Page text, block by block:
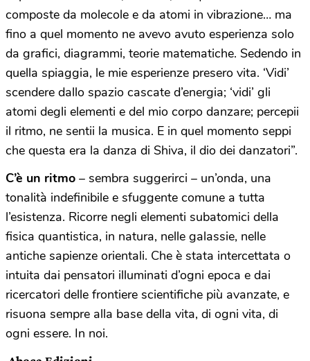
composte da molecole e da atomi in vibrazione… ma
fino a quel momento ne avevo avuto esperienza solo
da grafici, diagrammi, teorie matematiche. Sedendo in
quella spiaggia, le mie esperienze presero vita. ‘Vidi’
scendere dallo spazio cascate d’energia; ‘vidi’ gli
atomi degli elementi e del mio corpo danzare; percepii
il ritmo, ne sentii la musica. E in quel momento seppi
che questa era la danza di Shiva, il dio dei danzatori”.
C’è un ritmo – sembra suggerirci – un’onda, una
tonalità indefinibile e sfuggente comune a tutta
l’esistenza. Ricorre negli elementi subatomici della
fisica quantistica, in natura, nelle galassie, nelle
antiche sapienze orientali. Che è stata intercettata o
intuita dai pensatori illuminati d’ogni epoca e dai
ricercatori delle frontiere scientifiche più avanzate, e
risuona sempre alla base della vita, di ogni vita, di
ogni essere. In noi.